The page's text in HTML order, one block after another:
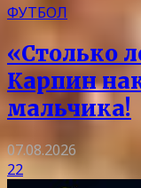
ФУТБОЛ
«Столько
Карпин
мальчика!
07.08.2026
22